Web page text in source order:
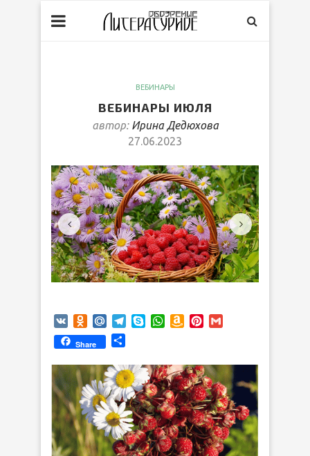
ВЕБИНАРЫ
ВЕБИНАРЫ ИЮЛЯ
автор: Ирина Дедюхова
27.06.2023
VK Odnoklassniki
Mail.RuTelegram
SkypeWhatsApp
AmazonPinterest
Share